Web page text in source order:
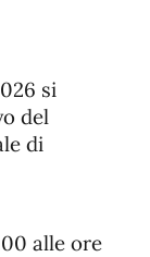
si
del
di
alle ore